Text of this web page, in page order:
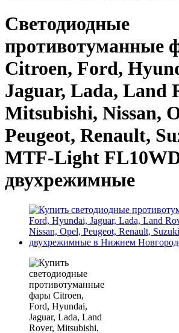
Светодиодные
противотуманные
Citroen, Ford,
Jaguar, Lada, Land
Mitsubishi, Nissan,
Peugeot, Renault,
MTF-Light
двухрежимные